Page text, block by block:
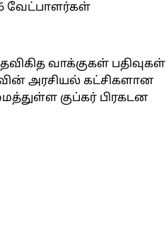
வேட்பாளர்கள்
வாக்குகள் பதிவுகள்
அரசியல் கட்சிகளான
குப்கர் பிரகடன